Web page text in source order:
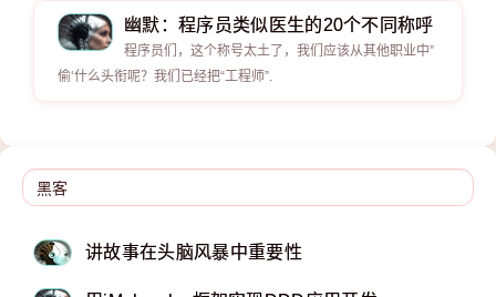
幽默：程序员类似医生的20个不同称呼
程序员们，这个称号太土了，我们应该从其他职业中”
偷‘什么头衔呢？我们已经把“工程师”.
讲故事在头脑风暴中重要性